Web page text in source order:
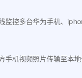
监控多台华为手机、
手机视频照片传输至本地